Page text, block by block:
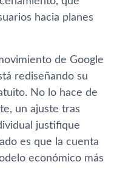
hacia planes
de Google
rediseñando su
No lo hace de
un ajuste tras
justifique
es que la cuenta
económico más